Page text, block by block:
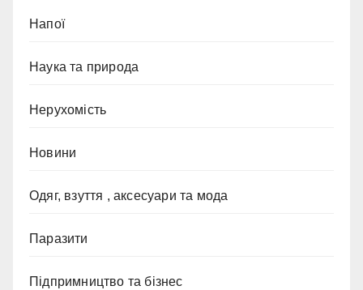
Напої
Наука та природа
Нерухомість
Новини
Одяг, взуття , аксесуари та мода
Паразити
Підпримництво та бізнес